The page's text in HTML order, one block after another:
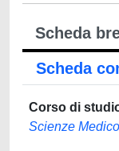
Scheda
Scheda
Corso di
Scienze